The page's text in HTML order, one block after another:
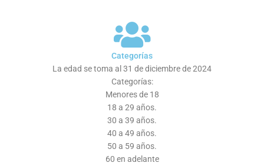
Categorías
La edad se toma al 31 de diciembre de 2024
Categorías:
Menores de 18
18 a 29 años.
30 a 39 años.
40 a 49 años.
50 a 59 años.
60 en adelante